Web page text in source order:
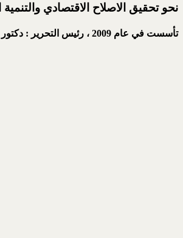
نحو تحقيق الاصلاح الاقتصادي
تأسست في عام 2009 ، رئيس التحرير :